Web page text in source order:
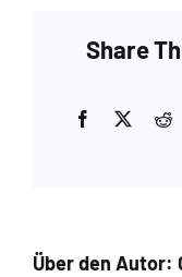
Share
Facebook
Über den Autor: